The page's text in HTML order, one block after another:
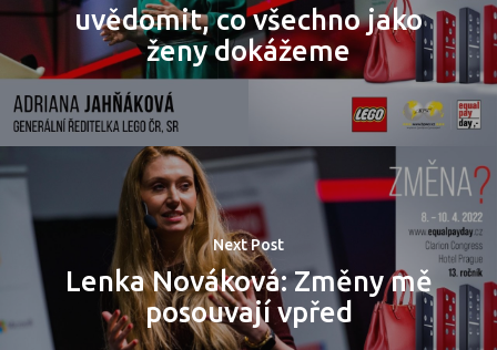
uvědomit, co všechno jako
ženy dokážeme
Next Post
Lenka Nováková: Změny mě
posouvají vpřed
Domů
Program 26.3.
Program 27.3.
Osobnosti
Dopad